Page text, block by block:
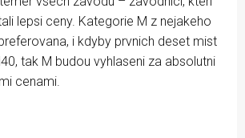
lepsi ceny. Kategorie M z nejakeho
i kdyby prvnich deset mist
tak M budou vyhlaseni za absolutni
cenami.